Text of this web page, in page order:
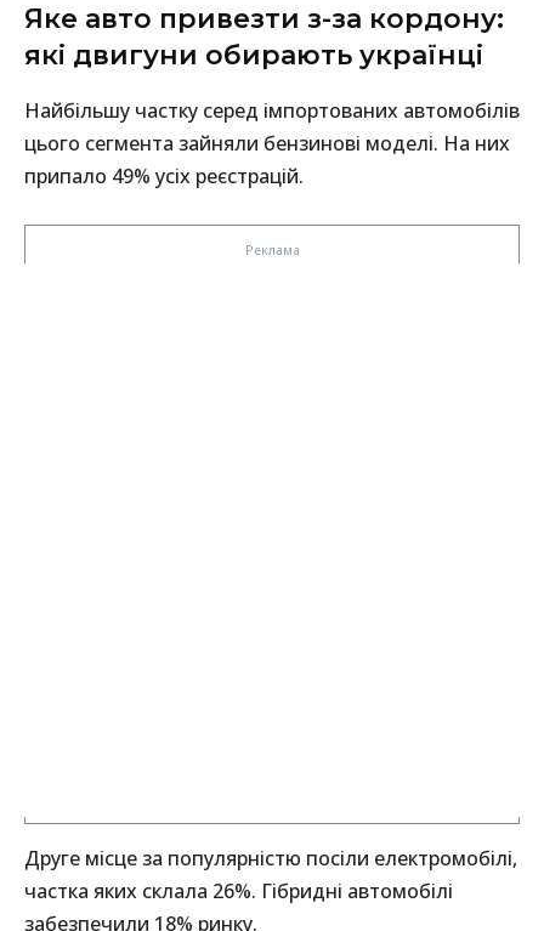
Яке авто привезти з-за кордону:
які двигуни обирають українці
Найбільшу частку серед імпортованих автомобілів
цього сегмента зайняли бензинові моделі. На них
припало 49% усіх реєстрацій.
Друге місце за популярністю посіли електромобілі,
частка яких склала 26%. Гібридні автомобілі
забезпечили 18% ринку.